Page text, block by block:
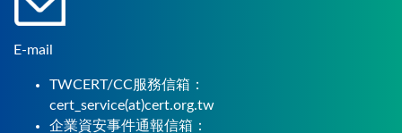
E-mail
TWCERT/CC服務信箱：
cert_service(at)cert.org.tw
企業資安事件通報信箱：